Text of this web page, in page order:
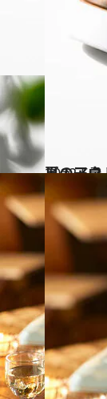
2022.5.7
夏のアウ
ビューテ